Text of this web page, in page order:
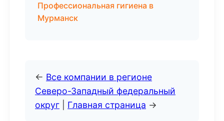
Профессиональная гигиена в
Мурманск
← Все компании в регионе
Северо-Западный федеральный
округ
Главная страница →